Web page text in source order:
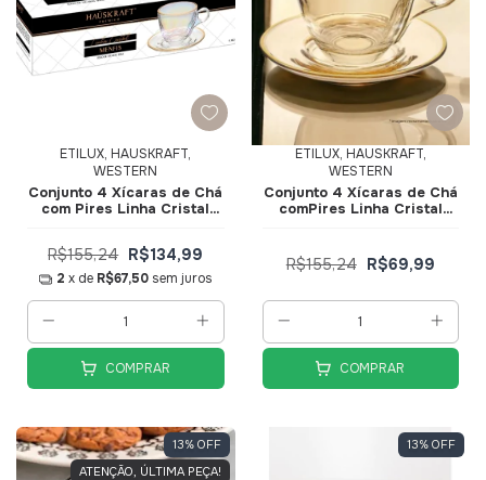
ETILUX, HAUSKRAFT,
WESTERN
Conjunto 4 Xícaras de Ch
com Pires Linha Cristal
R$155,24 R$134,99
2 x de R$67,50 sem juros
COMPRAR
ETILUX, HAUSKRAFT,
WESTERN
Conjunto 4 Xícaras de Ch
comPires Linha Cristal
R$155,24 R$69,99
COMPRAR
13% OFF
ATENÇÃO, ÚLTIMA PEÇA!
13% OFF